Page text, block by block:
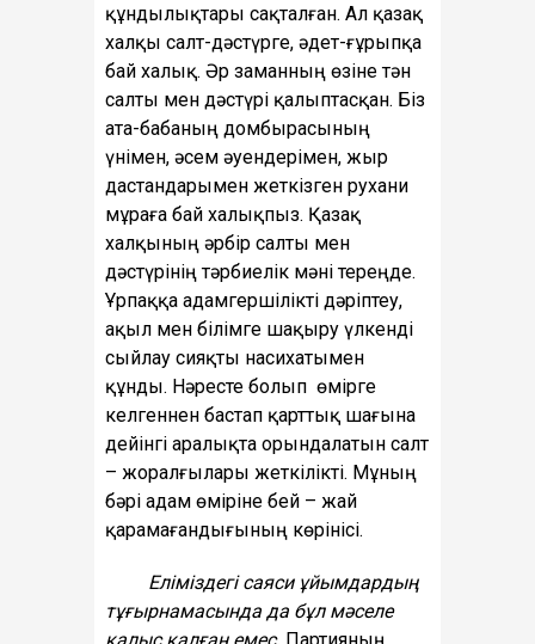
құндылықтары сақталған. Ал қазақ
халқы салт-дәстүрге, әдет-ғұрыпқа
бай халық. Әр заманның өзіне тән
салты мен дәстүрі қалыптасқан. Біз
ата-бабаның домбырасының
үнімен, әсем әуендерімен, жыр
дастандарымен жеткізген рухани
мұраға бай халықпыз. Қазақ
халқының әрбір салты мен
дәстүрінің тәрбиелік мәні тереңде.
Ұрпаққа адамгершілікті дәріптеу,
ақыл мен білімге шақыру үлкенді
сыйлау сияқты насихатымен
құнды. Нәресте болып өмірге
келгеннен бастап қарттық шағына
дейінгі аралықта орындалатын салт
– жоралғылары жеткілікті. Мұның
бәрі адам өміріне бей – жай
қарамағандығының көрінісі.
Еліміздегі саяси ұйымдардың
тұғырнамасында да бұл мәселе